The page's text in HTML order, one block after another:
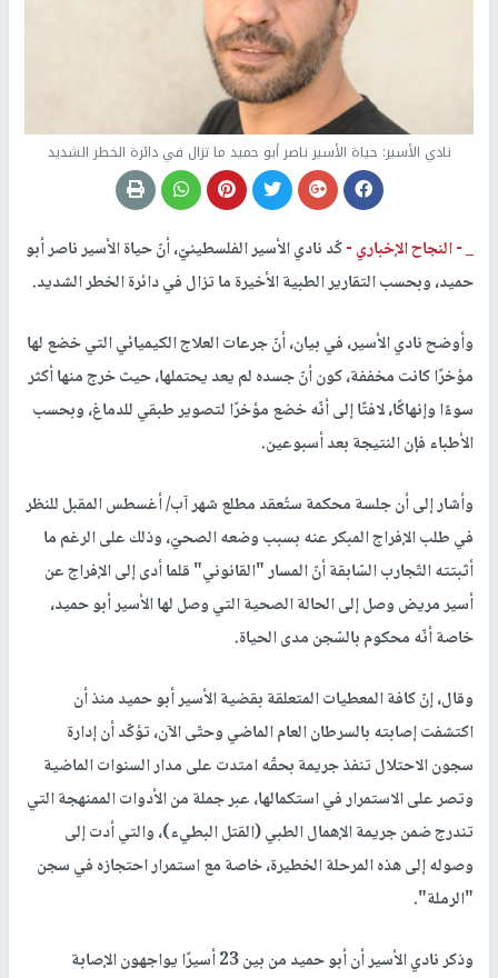
نادي الأسير: حياة الأسير ناصر أبو حميد ما تزال في دائرة الخطر الشديد
_ -النجاح الإخباري -كّد نادي الأسير الفلسطينيّ، أنّ حياة الأسير ناصر أبو
حميد، وبحسب التقارير الطبية الأخيرة ما تزال في دائرة الخطر الشديد.
وأوضح نادي الأسير، في بيان، أنّ جرعات العلاج الكيميائي التي خضع لها
مؤخرًا كانت مخففة، كون أنّ جسده لم يعد يحتملها، حيث خرج منها أكثر
سوءًا وإنهاكًا، لافتًا إلى أنّه خضع مؤخرًا لتصوير طبقي للدماغ، وبحسب
الأطباء فإن النتيجة بعد أسبوعين.
وأشار إلى أن جلسة محكمة ستُعقد مطلع شهر آب/ أغسطس المقبل للنظر
في طلب الإفراج المبكر عنه بسبب وضعه الصحيّ، وذلك على الرغم ما
أثبتته التّجارب السّابقة أنّ المسار "القانوني" قلما أدى إلى الإفراج عن
أسير مريض وصل إلى الحالة الصحية التي وصل لها الأسير أبو حميد،
خاصة أنّه محكوم بالسّجن مدى الحياة.
وقال، إنّ كافة المعطيات المتعلقة بقضية الأسير أبو حميد منذ أن
اكتشفت إصابته بالسرطان العام الماضي وحتّى الآن، تؤكّد أن إدارة
سجون الاحتلال تنفذ جريمة بحقّه امتدت على مدار السنوات الماضية
وتصر على الاستمرار في استكمالها، عبر جملة من الأدوات الممنهجة التي
تندرج ضمن جريمة الإهمال الطبي (القتل البطيء)، والتي أدت إلى
وصوله إلى هذه المرحلة الخطيرة، خاصة مع استمرار احتجازه في سجن
"الرملة".
وذكر نادي الأسير أن أبو حميد من بين 23 أسيرًا يواجهون الإصابة